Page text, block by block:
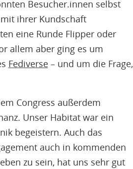
Besucher.innen selbst
ihrer Kundschaft
eine Runde Flipper oder
allem aber ging es um
Fediverse– und um die Frage,
Congress außerdem
Unser Habitat war ein
begeistern. Auch das
auch in kommenden
zu sein, hat uns sehr gut